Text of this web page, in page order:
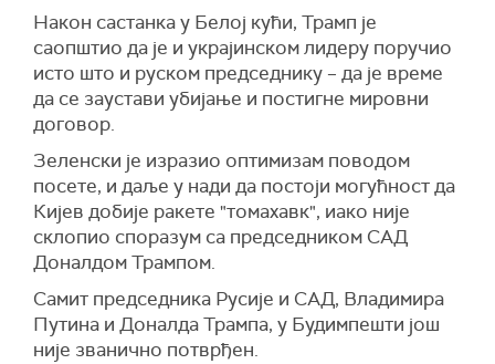
Након састанка у Белој кући, Трамп је
саопштио да је и украјинском лидеру поручио
исто што и руском председнику – да је време
да се заустави убијање и постигне мировни
договор.
Зеленски је изразио оптимизам поводом
посете, и даље у нади да постоји могућност да
Кијев добије ракете "томахавк", иако није
склопио споразум са председником САД
Доналдом Трампом.
Самит председника Русије и САД, Владимира
Путина и Доналда Трампа, у Будимпешти још
није званично потврђен.